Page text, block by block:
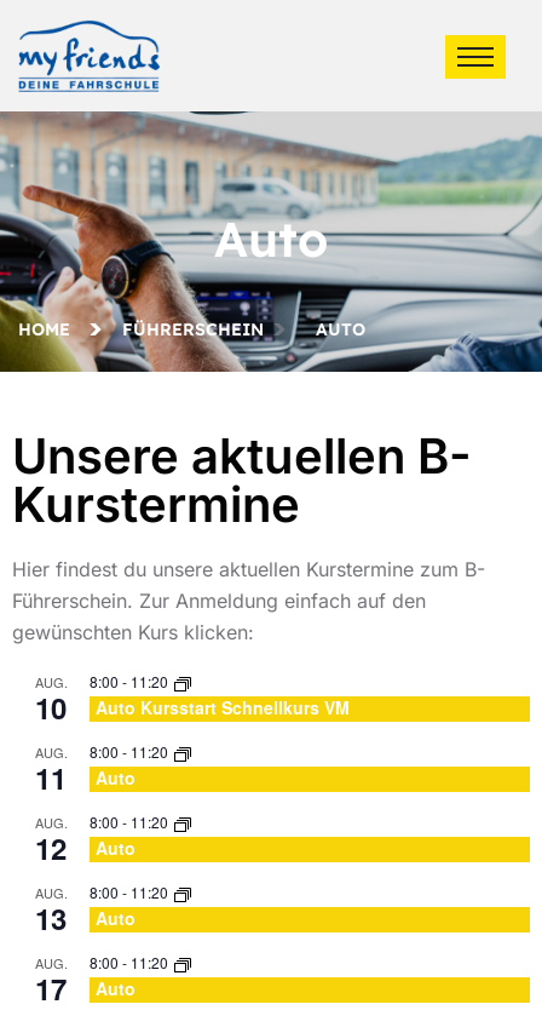
Auto
HOME FÜHRERSCHEIN AUTO
Unsere aktuellen B-
Kurstermine
Hier findest du unsere aktuellen Kurstermine zum B-
Führerschein. Zur Anmeldung einfach auf den
gewünschten Kurs klicken:
AUG.
10
8:00 - 11:20
Auto Kursstart Schnellkurs VM
AUG.
11
8:00 - 11:20
Auto
AUG.
12
8:00 - 11:20
Auto
AUG.
13
8:00 - 11:20
Auto
AUG.
17
8:00 - 11:20
Auto